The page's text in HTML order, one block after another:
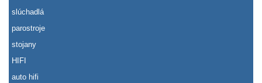
slúchadlá
parostroje
stojany
HIFI
auto hifi